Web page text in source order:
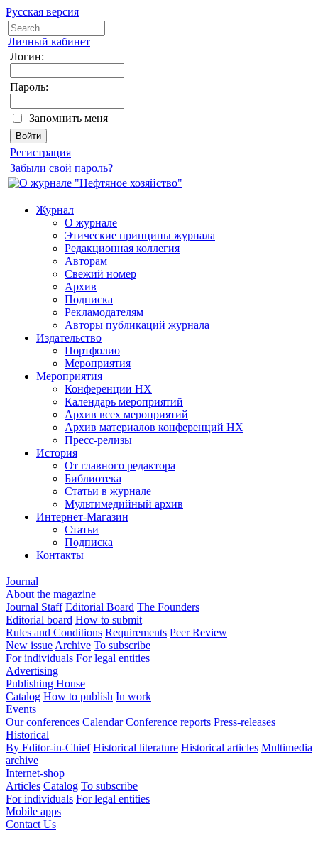
Русская версия
Личный кабинет
Логин:
Пароль:
Запомнить меня
Регистрация
Забыли свой пароль?
Журнал
О журнале
Этические принципы журнала
Редакционная коллегия
Авторам
Свежий номер
Архив
Подписка
Рекламодателям
Авторы публикаций журнала
Издательство
Портфолио
Мероприятия
Мероприятия
Конференции НХ
Календарь мероприятий
Архив всех мероприятий
Архив материалов конференций НХ
Пресс-релизы
История
От главного редактора
Библиотека
Статьи в журнале
Мультимедийный архив
Интернет-Магазин
Статьи
Подписка
Контакты
Journal
About the magazine
Journal Staff Editorial Board The Founders
Editorial board How to submit
Rules and Conditions Requirements Peer Review
New issue Archive To subscribe
For individuals For legal entities
Advertising
Publishing House
Catalog How to publish In work
Events
Our conferences Calendar Conference reports Press-releases
Historical
By Editor-in-Chief Historical literature Historical articles Multimedia
archive
Internet-shop
Articles Catalog To subscribe
For individuals For legal entities
Mobile apps
Contact Us